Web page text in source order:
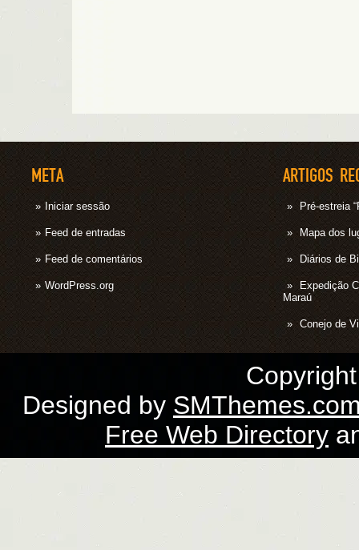
META
Iniciar sessão
Feed de entradas
Feed de comentários
WordPress.org
ARTIGOS
Pré-estreia
Mapa dos
Diários de
Expedição
Maraú
Conejo de
Designed by
Free Web Directory